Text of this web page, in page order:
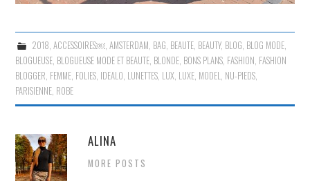
2018, ACCESSOIRES￼, AMSTERDAM, BAG, BEAUTE, BEAUTY, BLOG, BLOG MODE,
BLOGUEUSE, BLOGUEUSE MODE ET BEAUTE, BLONDE, BONS PLANS, FASHION, FASHION
BLOGGER, FEMME, FOLIES, IDEALO, LUNETTES, LUX, LUXE, MODEL, NU-PIEDS,
PARISIENNE, ROBE
ALINA
MORE POSTS